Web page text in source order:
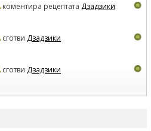
коментира рецептата Дзадзики
сготви Дзадзики
сготви Дзадзики